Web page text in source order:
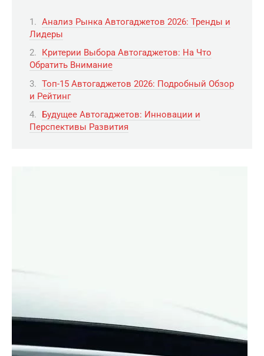
Анализ Рынка Автогаджетов 2026: Тренды и
Лидеры
Критерии Выбора Автогаджетов: На Что
Обратить Внимание
Топ-15 Автогаджетов 2026: Подробный Обзор
и Рейтинг
Будущее Автогаджетов: Инновации и
Перспективы Развития